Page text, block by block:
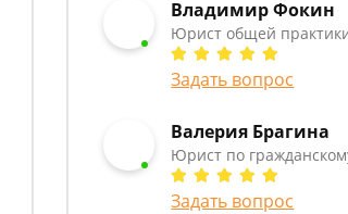
Владимир Фокин
Юрист общей
Задать вопрос
Валерия Брагина
Юрист по
Задать вопрос